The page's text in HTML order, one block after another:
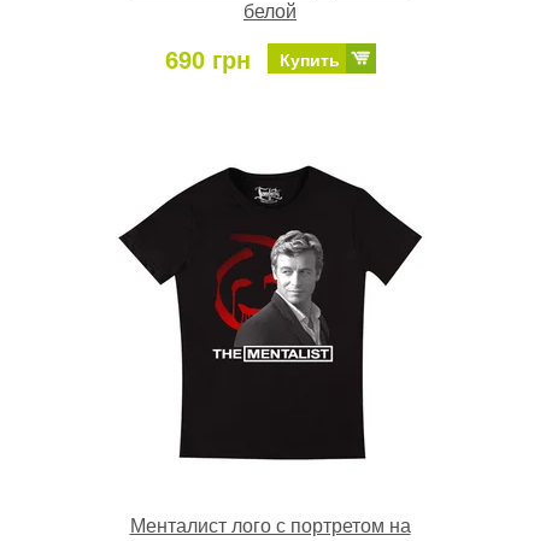
белой
690 грн Купить
Менталист лого с портретом на